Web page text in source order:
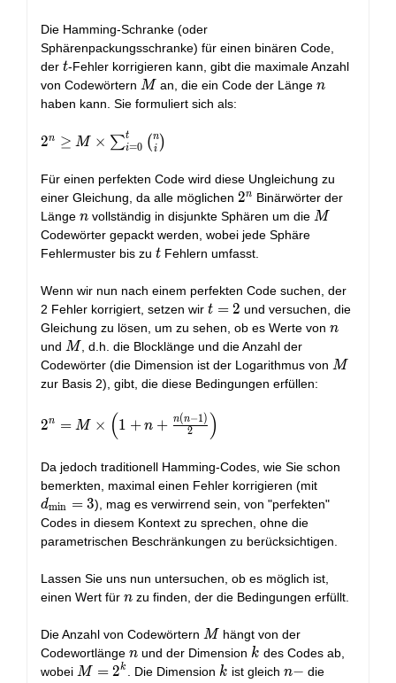
1 = 5
Die Hamming-Schranke (oder
Sphärenpackungsschranke) für einen binären Code,
der t
t-Fehler korrigieren kann, gibt die maximale Anzahl
von Codewörtern M
M an, die ein Code der Länge n
n
haben kann. Sie formuliert sich als:
2^n \geq M
\sum_{i=0}^{t}
\binom{n}{i}
2n ≥ M × ∑i=0
t ( i
n)
Für einen perfekten Code wird diese Ungleichung zu
einer Gleichung, da alle möglichen 2^n
2n Binärwörter der
Länge n
n vollständig in disjunkte Sphären um die M
M
Codewörter gepackt werden, wobei jede Sphäre
Fehlermuster bis zu t
t Fehlern umfasst.
Wenn wir nun nach einem perfekten Code suchen, der
2 Fehler korrigiert, setzen wir t=2
t = 2 und versuchen, die
Gleichung zu lösen, um zu sehen, ob es Werte von n
n
und M
M
, d.h. die Blocklänge und die Anzahl der
Codewörter (die Dimension ist der Logarithmus von M
M
zur Basis 2), gibt, die diese Bedingungen erfüllen:
2^n = M
+
\frac{n(n-
1)}
{2}\right)
2n = M × (1 + n + 2
n(n−1) )
Da jedoch traditionell Hamming-Codes, wie Sie schon
bemerkten, maximal einen Fehler korrigieren (mit
= 3
dmin = 3), mag es verwirrend sein, von "perfekten"
Codes in diesem Kontext zu sprechen, ohne die
parametrischen Beschränkungen zu berücksichtigen.
Lassen Sie uns nun untersuchen, ob es möglich ist,
einen Wert für n
n zu finden, der die Bedingungen erfüllt.
Die Anzahl von Codewörtern M
Mhängt von der
Codewortlänge n
n und der Dimension k
k des Codes ab,
wobei M
M = 2k . Die Dimension k
k ist gleich n
n− die